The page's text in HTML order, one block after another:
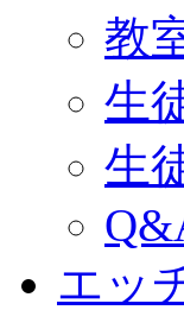
教
生
生
エッ